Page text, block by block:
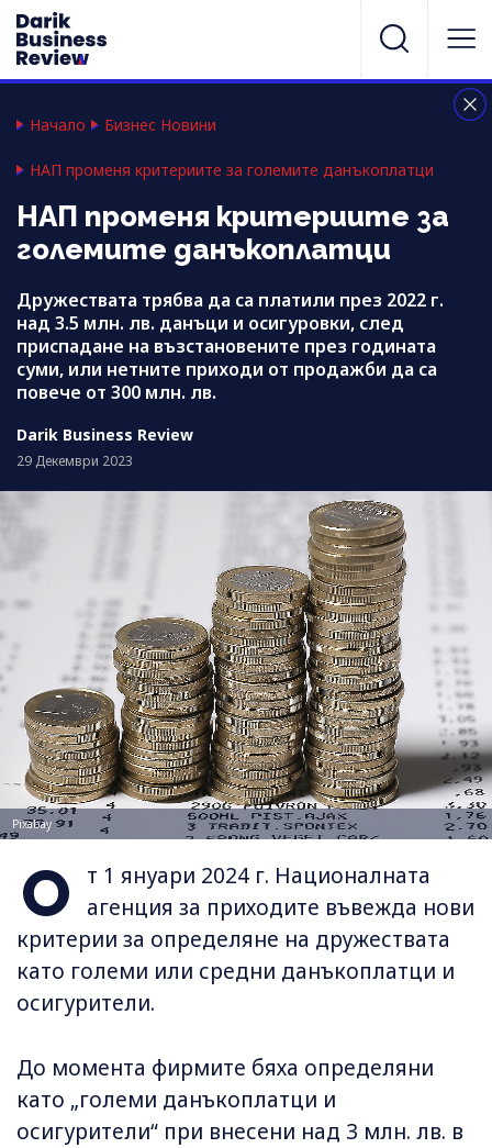
Начало Бизнес Новини
НАП променя критериите за големите данъкоплатци
НАП променя критериите за
големите данъкоплатци
Дружествата трябва да са платили през 2022 г.
над 3.5 млн. лв. данъци и осигуровки, след
приспадане на възстановените през годината
суми, или нетните приходи от продажби да са
повече от 300 млн. лв.
Darik Business Review
29 Декември 2023
Pixabay
О
т 1 януари 2024 г. Националната
агенция за приходите въвежда нови
критерии за определяне на дружествата
като големи или средни данъкоплатци и
осигурители.
До момента фирмите бяха определяни
като „големи данъкоплатци и
осигурители“ при внесени над 3 млн. лв. в